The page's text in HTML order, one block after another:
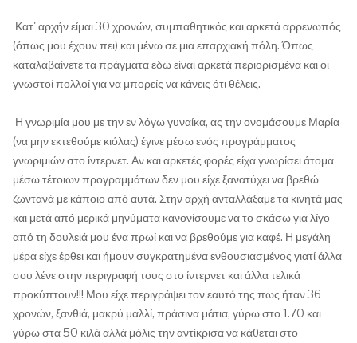
Κατ' αρχήν είμαι 30 χρονών, συμπαθητικός και αρκετά αρρενωπός
(όπως μου έχουν πει) και μένω σε μια επαρχιακή πόλη. Όπως
καταλαβαίνετε τα πράγματα εδώ είναι αρκετά περιορισμένα και οι
γνωστοί πολλοί για να μπορείς να κάνεις ότι θέλεις.
Η γνωριμία μου με την εν λόγω γυναίκα, ας την ονομάσουμε Μαρία
(να μην εκτεθούμε κιόλας) έγινε μέσω ενός προγράμματος
γνωριμιών στο ίντερνετ. Αν και αρκετές φορές είχα γνωρίσει άτομα
μέσω τέτοιων προγραμμάτων δεν μου είχε ξανατύχει να βρεθώ
ζωντανά με κάποιο από αυτά. Στην αρχή ανταλλάξαμε τα κινητά μας
και μετά από μερικά μηνύματα κανονίσουμε να το σκάσω για λίγο
από τη δουλειά μου ένα πρωί και να βρεθούμε για καφέ. Η μεγάλη
μέρα είχε έρθει και ήμουν συγκρατημένα ενθουσιασμένος γιατί άλλα
σου λένε στην περιγραφή τους στο ίντερνετ και άλλα τελικά
προκύπτουν!!! Μου είχε περιγράψει τον εαυτό της πως ήταν 36
χρονών, ξανθιά, μακρύ μαλλί, πράσινα μάτια, γύρω στο 1.70 και
γύρω στα 50 κιλά αλλά μόλις την αντίκρισα να κάθεται στο